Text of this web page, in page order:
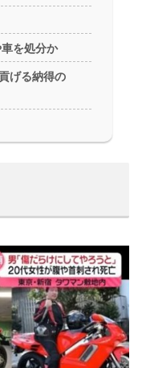
を処分か
げる納得の